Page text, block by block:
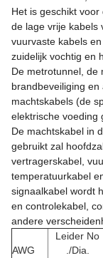
Het is geschikt
de lage vrije kabels
vuurvaste kabels
zuidelijk vochtig en
De metrotunnel, de
brandbeveiliging
machtskabels (de
elektrische voeding
De machtskabel in
gebruikt zal
vertragerskabel,
temperatuurkabel
signaalkabel wordt
en controlekabel,
andere
AWG
Leider No
./Dia.